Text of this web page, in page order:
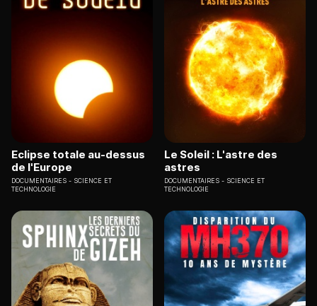
Eclipse totale au-dessus
de l'Europe
DOCUMENTAIRES
SCIENCE ET
TECHNOLOGIE
Le Soleil : L'astre des
astres
DOCUMENTAIRES
SCIENCE ET
TECHNOLOGIE